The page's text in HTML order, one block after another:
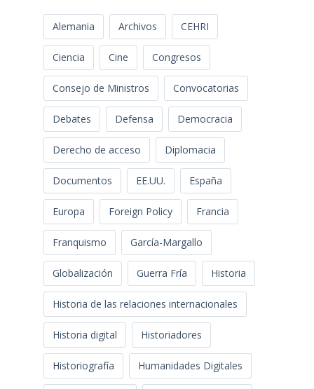
Alemania Archivos CEHRI
Ciencia Cine Congresos
Consejo de Ministros Convocatorias
Debates Defensa Democracia
Derecho de acceso Diplomacia
Documentos EE.UU. España
Europa Foreign Policy Francia
Franquismo García-Margallo
Globalización Guerra Fría Historia
Historia de las relaciones internacionales
Historia digital Historiadores
Historiografía Humanidades Digitales